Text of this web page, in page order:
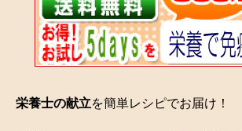
栄養士の献立を簡単レシピでお届け！